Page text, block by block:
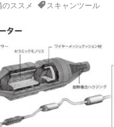
ススメ スキャンツール